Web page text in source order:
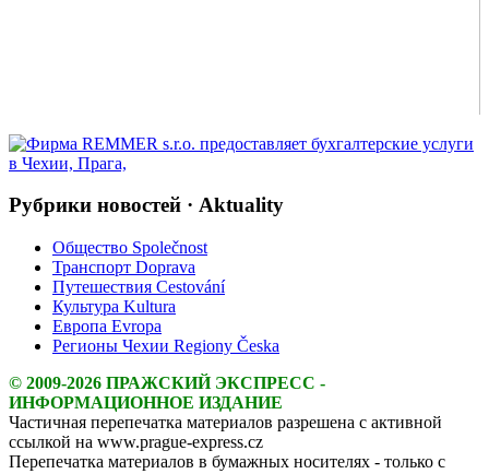
Рубрики новостей · Aktuality
Общество Společnost
Транспорт Doprava
Путешествия Cestování
Культура Kultura
Европа Evropa
Регионы Чехии Regiony Česka
© 2009-2026 ПРАЖСКИЙ ЭКСПРЕСС -
ИНФОРМАЦИОННОЕ ИЗДАНИЕ
Частичная перепечатка материалов разрешена с активной
ссылкой на www.prague-express.cz
Перепечатка материалов в бумажных носителях - только с